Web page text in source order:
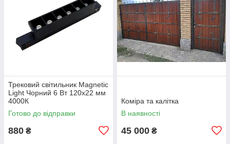
Трековий світильник Маgnetic
Light Чорний 6 Вт 120х22 мм
4000К
Готово до відправки
880 ₴
Коміра та калітка
В наявності
45 000 ₴